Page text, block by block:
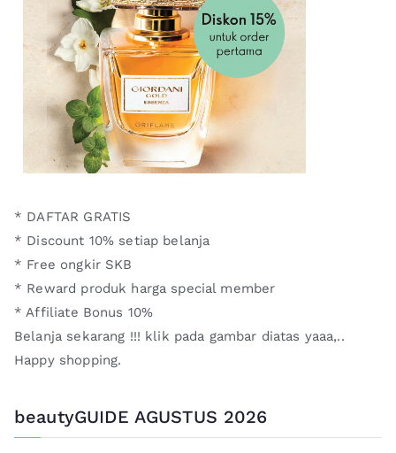
* DAFTAR GRATIS
* Discount 10% setiap belanja
* Free ongkir SKB
* Reward produk harga special member
* Affiliate Bonus 10%
Belanja sekarang !!! klik pada gambar diatas yaaa,..
Happy shopping.
beautyGUIDE AGUSTUS 2026